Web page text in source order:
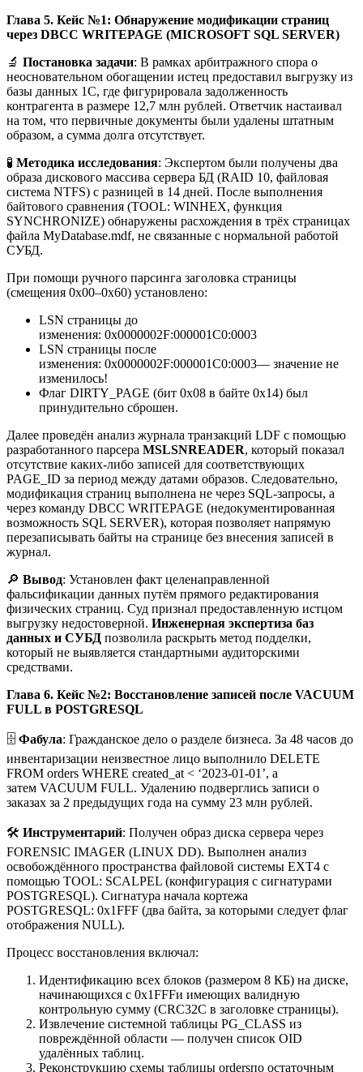
Глава 5. Кейс №1: Обнаружение модификации страниц
через DBCC WRITEPAGE (MICROSOFT SQL SERVER)
🔬 Постановка задачи: В рамках арбитражного спора о
неосновательном обогащении истец предоставил выгрузку из
базы данных 1С, где фигурировала задолженность
контрагента в размере 12,7 млн рублей. Ответчик настаивал
на том, что первичные документы были удалены штатным
образом, а сумма долга отсутствует.
🧪 Методика исследования: Экспертом были получены два
образа дискового массива сервера БД (RAID 10, файловая
система NTFS) с разницей в 14 дней. После выполнения
байтового сравнения (TOOL: WINHEX, функция
SYNCHRONIZE) обнаружены расхождения в трёх страницах
файла MyDatabase.mdf, не связанные с нормальной работой
СУБД.
При помощи ручного парсинга заголовка страницы
(смещения 0x00–0x60) установлено:
LSN страницы до
изменения: 0x0000002F:000001C0:0003
LSN страницы после
изменения: 0x0000002F:000001C0:0003— значение не
изменилось!
Флаг DIRTY_PAGE (бит 0x08 в байте 0x14) был
принудительно сброшен.
Далее проведён анализ журнала транзакций LDF с помощью
разработанного парсера MSLSNREADER, который показал
отсутствие каких-либо записей для соответствующих
PAGE_ID за период между датами образов. Следовательно,
модификация страниц выполнена не через SQL-запросы, а
через команду DBCC WRITEPAGE (недокументированная
возможность SQL SERVER), которая позволяет напрямую
перезаписывать байты на странице без внесения записей в
журнал.
🔎 Вывод: Установлен факт целенаправленной
фальсификации данных путём прямого редактирования
физических страниц. Суд признал предоставленную истцом
выгрузку недостоверной. Инженерная экспертиза баз
данных и СУБД позволила раскрыть метод подделки,
который не выявляется стандартными аудиторскими
средствами.
Глава 6. Кейс №2: Восстановление записей после VACUUM
FULL в POSTGRESQL
🗄️ Фабула: Гражданское дело о разделе бизнеса. За 48 часов до
инвентаризации неизвестное лицо выполнило DELETE
FROM orders WHERE created_at < ‘2023-01-01’, а
затем VACUUM FULL. Удалению подверглись записи о
заказах за 2 предыдущих года на сумму 23 млн рублей.
🛠️ Инструментарий: Получен образ диска сервера через
FORENSIC IMAGER (LINUX DD). Выполнен анализ
освобождённого пространства файловой системы EXT4 с
помощью TOOL: SCALPEL (конфигурация с сигнатурами
POSTGRESQL). Сигнатура начала кортежа
POSTGRESQL: 0x1FFF (два байта, за которыми следует флаг
отображения NULL).
Процесс восстановления включал:
Идентификацию всех блоков (размером 8 КБ) на диске,
начинающихся с 0x1FFFи имеющих валидную
контрольную сумму (CRC32C в заголовке страницы).
Извлечение системной таблицы PG_CLASS из
повреждённой области — получен список OID
удалённых таблиц.
Реконструкцию схемы таблицы ordersпо остаточным